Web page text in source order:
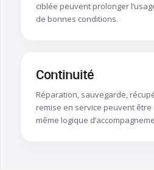
ciblée peuvent prolonger
de bonnes conditions.
Continuité
Réparation, sauvegarde,
remise en service peuvent
même logique